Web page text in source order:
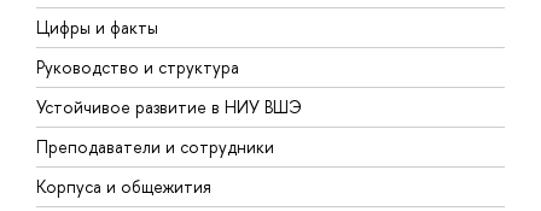
Цифры и факты
Руководство и структура
Устойчивое развитие в НИУ ВШЭ
Преподаватели и сотрудники
Корпуса и общежития